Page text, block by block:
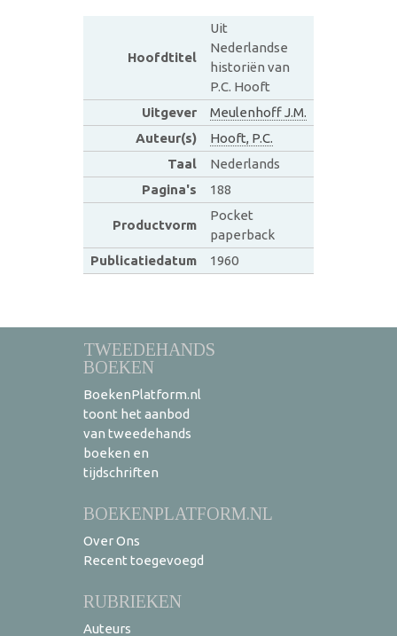
Hoofdtitel
Uit
Nederlandse
historiën van
P.C. Hooft
Uitgever
Meulenhoff J.M.
Auteur(s)
Hooft, P.C.
Taal
Nederlands
Pagina's
188
Productvorm
Pocket
paperback
Publicatiedatum
1960
TWEEDEHANDS
BOEKEN
BoekenPlatform.nl
toont het aanbod
van tweedehands
boeken en
tijdschriften
BOEKENPLATFORM.NL
Over Ons
Recent toegevoegd
RUBRIEKEN
Auteurs